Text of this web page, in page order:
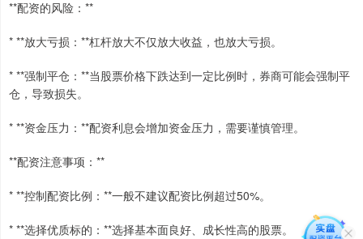
**配资的风险：**
* **放大亏损：**杠杆放大不仅放大收益，也放大亏损。
* **强制平仓：**当股票价格下跌达到一定比例时，券商可能会强制平
仓，导致损失。
* **资金压力：**配资利息会增加资金压力，需要谨慎管理。
**配资注意事项：**
* **控制配资比例：**一般不建议配资比例超过50%。
* **选择优质标的：**选择基本面良好、成长性高的股票。